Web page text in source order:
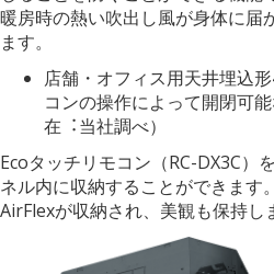
暖房時の熱い吹出し風が身体に届
ます。
店舗・オフィス用天井埋込
コンの操作によって開閉可
在︓当社調べ）
Ecoタッチリモコン（RC-DX3C）
ネル内に収納することができます
AirFlexが収納され、美観も保持し